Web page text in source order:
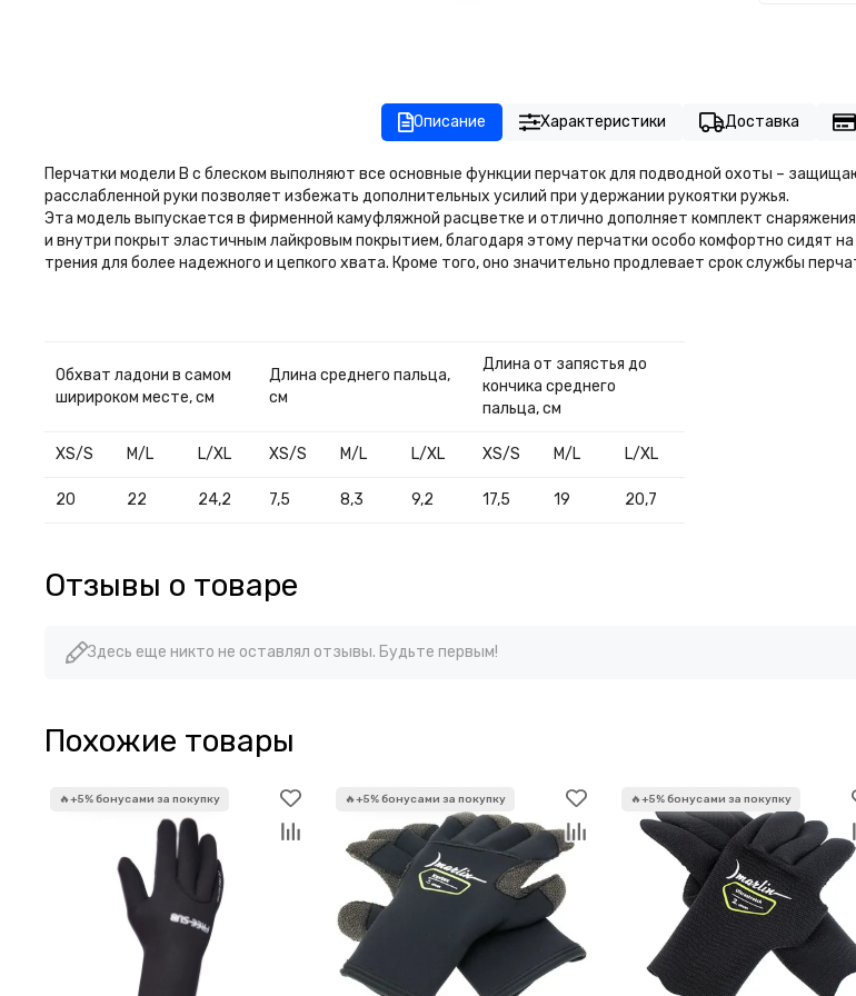
Описание Характеристики Доставка
Перчатки модели В с блеском выполняют все основные функции перчаток для подводной охоты –
расслабленной руки позволяет избежать дополнительных усилий при удержании рукоятки ружья.
Эта модель выпускается в фирменной камуфляжной расцветке и отлично дополняет комплект
и внутри покрыт эластичным лайкровым покрытием, благодаря этому перчатки особо комфортно сидят
трения для более надежного и цепкого хвата. Кроме того, оно значительно продлевает срок службы
Обхват ладони в самом
ширироком месте, см
Длина среднего пальца,
см
Длина от запястья до
кончика среднего
пальца, см
XS/S M/L L/XL XS/S M/L L/XL XS/S M/L L/XL
20 22 24,2 7,5 8,3 9,2 17,5 19 20,7
Отзывы о товаре
Здесь еще никто не оставлял отзывы. Будьте первым!
Похожие товары